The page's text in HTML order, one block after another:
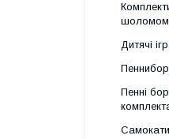
шоломом
Дитячі
Пенні
Самокати